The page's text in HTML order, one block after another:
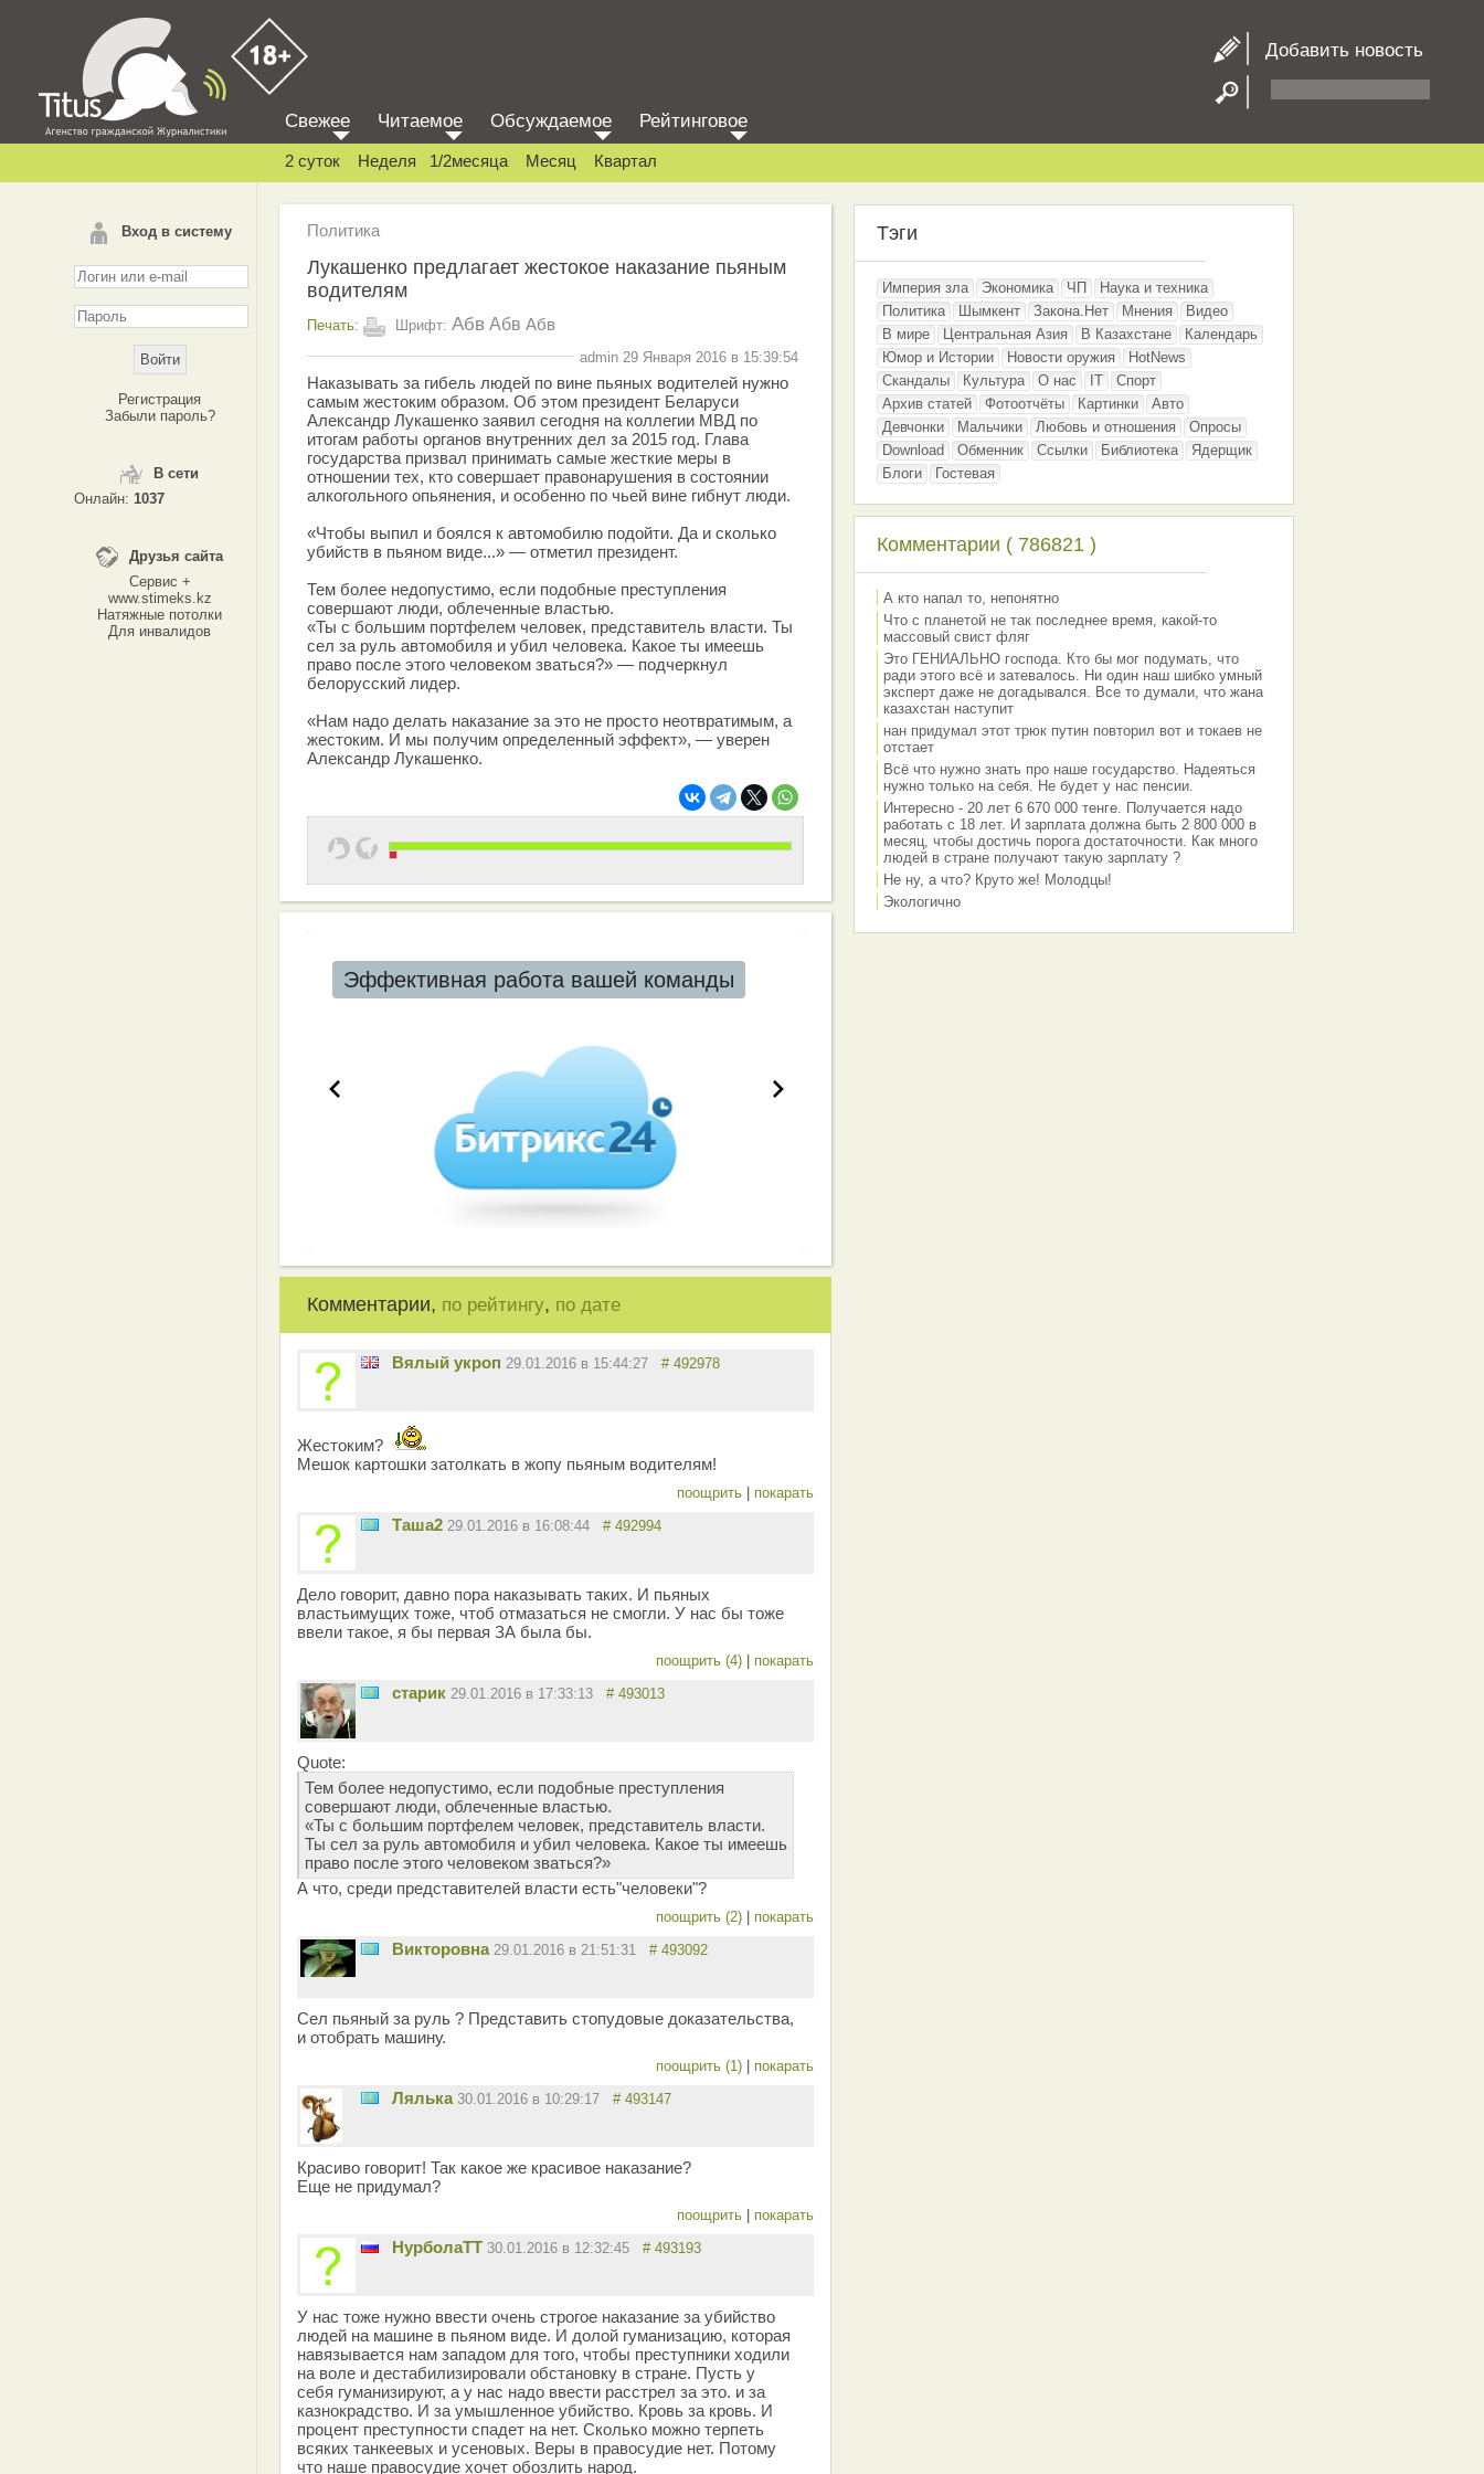
Добавить новость
Вход в систему
Регистрация
Забыли пароль?
В сети
Онлайн: 1037
Друзья сайта
Сервис +
www.stimeks.kz
Натяжные потолки
Для инвалидов
Свежее Читаемое Обсуждаемое Рейтинговое
2 суток Неделя 1/2месяца Месяц Квартал
Политика
Лукашенко предлагает жестокое наказание пьяным
водителям
Печать: Шрифт: Абв Абв Абв
admin 29 Января 2016 в 15:39:54
Наказывать за гибель людей по вине пьяных водителей нужно
самым жестоким образом. Об этом президент Беларуси
Александр Лукашенко заявил сегодня на коллегии МВД по
итогам работы органов внутренних дел за 2015 год. Глава
государства призвал принимать самые жесткие меры в
отношении тех, кто совершает правонарушения в состоянии
алкогольного опьянения, и особенно по чьей вине гибнут люди.
«Чтобы выпил и боялся к автомобилю подойти. Да и сколько
убийств в пьяном виде...» — отметил президент.
Тем более недопустимо, если подобные преступления
совершают люди, облеченные властью.
«Ты с большим портфелем человек, представитель власти. Ты
сел за руль автомобиля и убил человека. Какое ты имеешь
право после этого человеком зваться?» — подчеркнул
белорусский лидер.
«Нам надо делать наказание за это не просто неотвратимым, а
жестоким. И мы получим определенный эффект», — уверен
Александр Лукашенко.
Эффективная работа вашей команды
Комментарии, по рейтингу, по дате
Вялый укроп 29.01.2016 в 15:44:27 # 492978
Жестоким?
Мешок картошки затолкать в жопу пьяным водителям!
поощрить покарать
Таша2 29.01.2016 в 16:08:44 # 492994
Дело говорит, давно пора наказывать таких. И пьяных
властьимущих тоже, чтоб отмазаться не смогли. У нас бы тоже
ввели такое, я бы первая ЗА была бы.
поощрить (4) покарать
старик 29.01.2016 в 17:33:13 # 493013
Quote:
Тем более недопустимо, если подобные преступления
совершают люди, облеченные властью.
«Ты с большим портфелем человек, представитель власти.
Ты сел за руль автомобиля и убил человека. Какое ты имеешь
право после этого человеком зваться?»
А что, среди представителей власти есть"человеки"?
поощрить (2) покарать
Викторовна 29.01.2016 в 21:51:31 # 493092
Сел пьяный за руль ? Представить стопудовые доказательства,
и отобрать машину.
поощрить (1) покарать
Лялька 30.01.2016 в 10:29:17 # 493147
Красиво говорит! Так какое же красивое наказание?
Еще не придумал?
поощрить покарать
НурболаТТ 30.01.2016 в 12:32:45 # 493193
У нас тоже нужно ввести очень строгое наказание за убийство
людей на машине в пьяном виде. И долой гуманизацию, которая
навязывается нам западом для того, чтобы преступники ходили
на воле и дестабилизировали обстановку в стране. Пусть у
себя гуманизируют, а у нас надо ввести расстрел за это. и за
казнокрадство. И за умышленное убийство. Кровь за кровь. И
процент преступности спадет на нет. Сколько можно терпеть
всяких танкеевых и усеновых. Веры в правосудие нет. Потому
что наше правосудие хочет обозлить народ.
Тэги
Империя зла Экономика ЧП
Наука и техника
Политика
Шымкент Закона.Нет Мнения
Видео
В мире
Центральная Азия В Казахстане
Календарь
Юмор и Истории
Новости оружия
HotNews
Скандалы
Культура О нас IT
Спорт
Архив статей
Фотоотчёты Картинки
Авто
Девчонки
Мальчики Любовь и отношения
Опросы
Download
Обменник Ссылки Библиотека
Ядерщик
Блоги
Гостевая
Комментарии ( 786821 )
А кто напал то, непонятно
Что с планетой не так последнее время, какой-то
массовый свист фляг
Это ГЕНИАЛЬНО господа. Кто бы мог подумать, что
ради этого всё и затевалось. Ни один наш шибко умный
эксперт даже не догадывался. Все то думали, что жана
казахстан наступит
нан придумал этот трюк путин повторил вот и токаев не
отстает
Всё что нужно знать про наше государство. Надеяться
нужно только на себя. Не будет у нас пенсии.
Интересно - 20 лет 6 670 000 тенге. Получается надо
работать с 18 лет. И зарплата должна быть 2 800 000 в
месяц, чтобы достичь порога достаточности. Как много
людей в стране получают такую зарплату ?
Не ну, а что? Круто же! Молодцы!
Экологично